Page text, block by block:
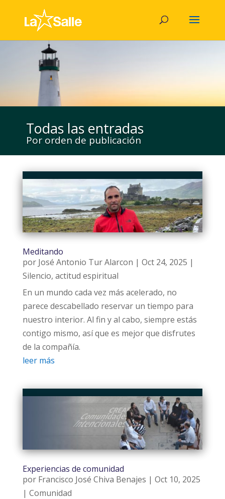
Todas las entradas
Por orden de publicación
Meditando
por José Antonio Tur Alarcon | Oct 24, 2025 |
Silencio, actitud espiritual
En un mundo cada vez más acelerado, no
parece descabellado reservar un tiempo para
nuestro interior. Al fin y al cabo, siempre estás
contigo mismo, así que es mejor que disfrutes
de la compañía.
leer más
Experiencias de comunidad
por Francisco José Chiva Benajes | Oct 10, 2025
| Comunidad